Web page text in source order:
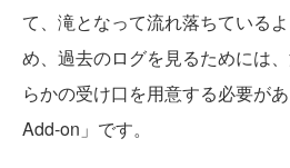
て、滝となって流れ落ちている
め、過去のログを見るためには
らかの受け口を用意する必要が
Add-on」です。